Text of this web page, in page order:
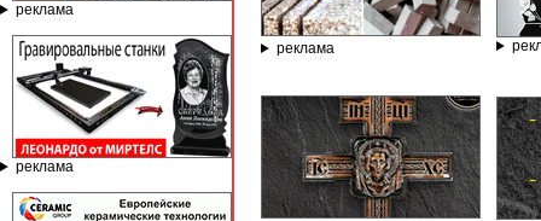
реклама
реклама
реклама